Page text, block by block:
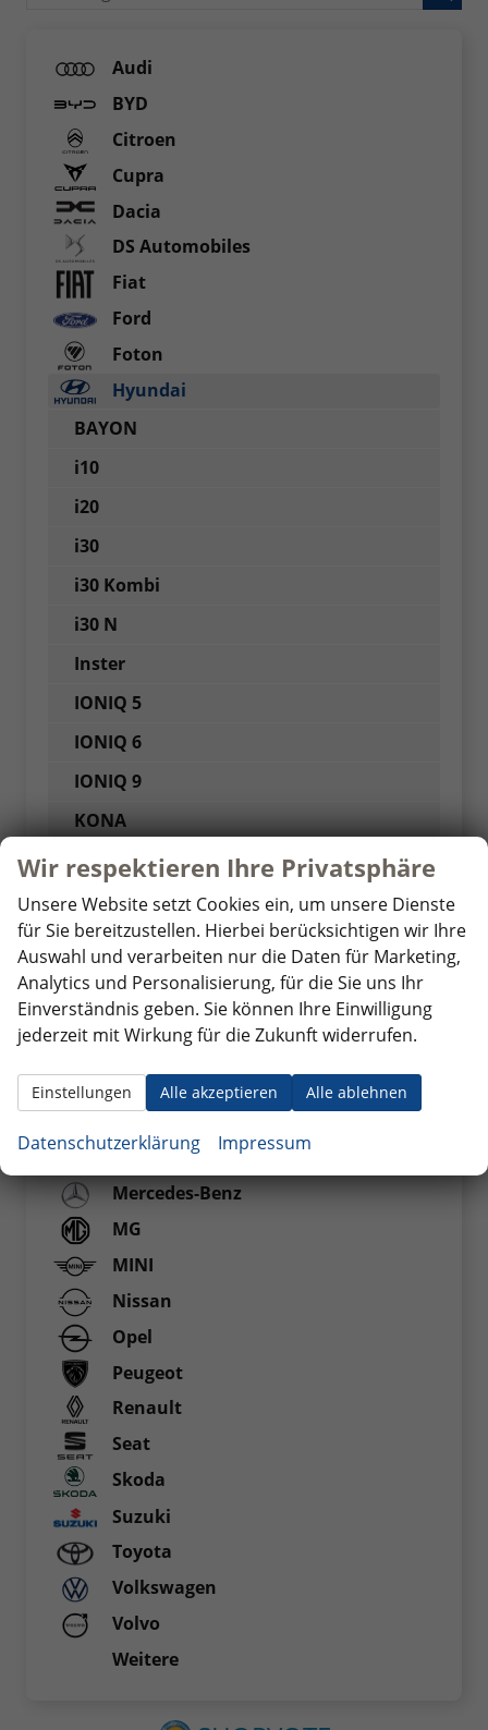
Audi
BYD
Citroen
Cupra
Dacia
DS Automobiles
Fiat
Ford
Foton
Hyundai
BAYON
i10
i20
i30
i30 Kombi
i30 N
Inster
IONIQ 5
IONIQ 6
IONIQ 9
KONA
KONA Elektro
SANTA FE
Staria
TUCSON
Iveco
Jeep
Maxus
Mercedes-Benz
MG
MINI
Nissan
Opel
Peugeot
Renault
Seat
Skoda
Suzuki
Toyota
Volkswagen
Volvo
Weitere
Wir respektieren Ihre Privatsphäre
Unsere Website setzt Cookies ein, um unsere Dienste
für Sie bereitzustellen. Hierbei berücksichtigen wir Ihre
Auswahl und verarbeiten nur die Daten für Marketing,
Analytics und Personalisierung, für die Sie uns Ihr
Einverständnis geben. Sie können Ihre Einwilligung
jederzeit mit Wirkung für die Zukunft widerrufen.
Alle akzeptieren Alle ablehnen
Einstellungen
Datenschutzerklärung Impressum